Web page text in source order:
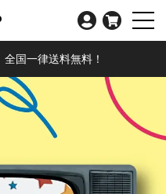
国一律送料無料！